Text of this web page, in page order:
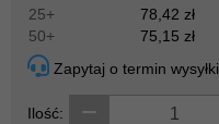
25+
78,42 zł
50+
75,15 zł
Zapytaj o termin wysyłki
Ilość: